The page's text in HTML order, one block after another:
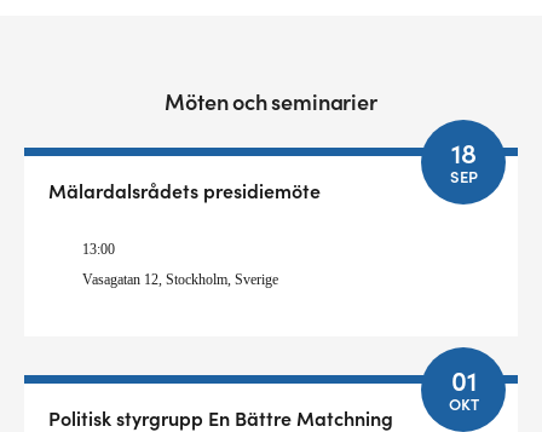
Möten och seminarier
18
SEP
Mälardalsrådets presidiemöte
13:00
Vasagatan 12, Stockholm, Sverige
01
OKT
Politisk styrgrupp En Bättre Matchning